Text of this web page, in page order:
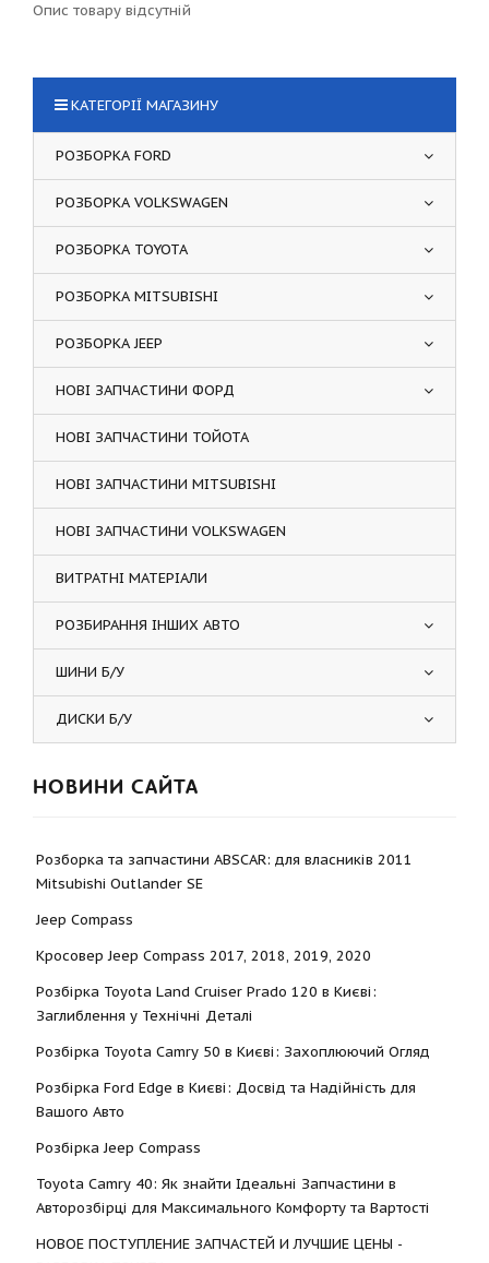
Опис товару відсутній
КАТЕГОРІЇ МАГАЗИНУ
РОЗБОРКА FORD
РОЗБОРКА VOLKSWAGEN
РОЗБОРКА TOYOTA
РОЗБОРКА MITSUBISHI
РОЗБОРКА JEEP
НОВІ ЗАПЧАСТИНИ ФОРД
НОВІ ЗАПЧАСТИНИ ТОЙОТА
НОВІ ЗАПЧАСТИНИ MITSUBISHI
НОВІ ЗАПЧАСТИНИ VOLKSWAGEN
ВИТРАТНІ МАТЕРІАЛИ
РОЗБИРАННЯ ІНШИХ АВТО
ШИНИ Б/У
ДИСКИ Б/У
НОВИНИ САЙТА
Розборка та запчастини ABSCAR: для власників 2011
Mitsubishi Outlander SE
Jeep Compass
Кросовер Jeep Compass 2017, 2018, 2019, 2020
Розбірка Toyota Land Cruiser Prado 120 в Києві:
Заглиблення у Технічні Деталі
Розбірка Toyota Camry 50 в Києві: Захоплюючий Огляд
Розбірка Ford Edge в Києві: Досвід та Надійність для
Вашого Авто
Розбірка Jeep Compass
Toyota Camry 40: Як знайти Ідеальні Запчастини в
Авторозбірці для Максимального Комфорту та Вартості
НОВОЕ ПОСТУПЛЕНИЕ ЗАПЧАСТЕЙ И ЛУЧШИЕ ЦЕНЫ -